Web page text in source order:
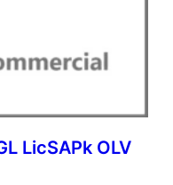
LicSAPk OLV